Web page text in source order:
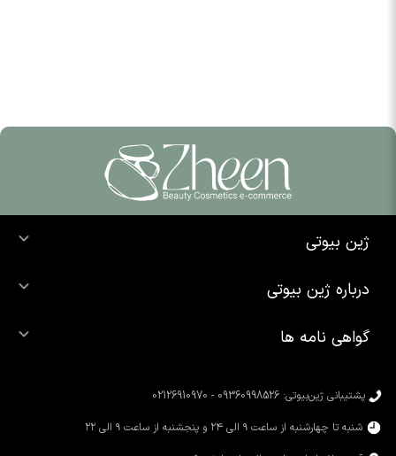
ژین بیوتی
خرید شوینده صورت
خرید رژ لب
درباره ژین بیوتی
تماس با ما
محصولات سیمپل
گواهی نامه ها
پشتیبانی ژین‌بیوتی: 09360998526 - 02126910970
شنبه تا چهارشنبه از ساعت ۹ الی ۲۴ و پنجشنبه از ساعت ۹ الی ۲۲